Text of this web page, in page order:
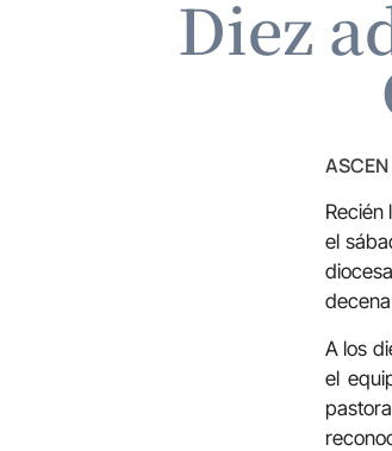
Diez
ASCEN
Recién
el
A los
el